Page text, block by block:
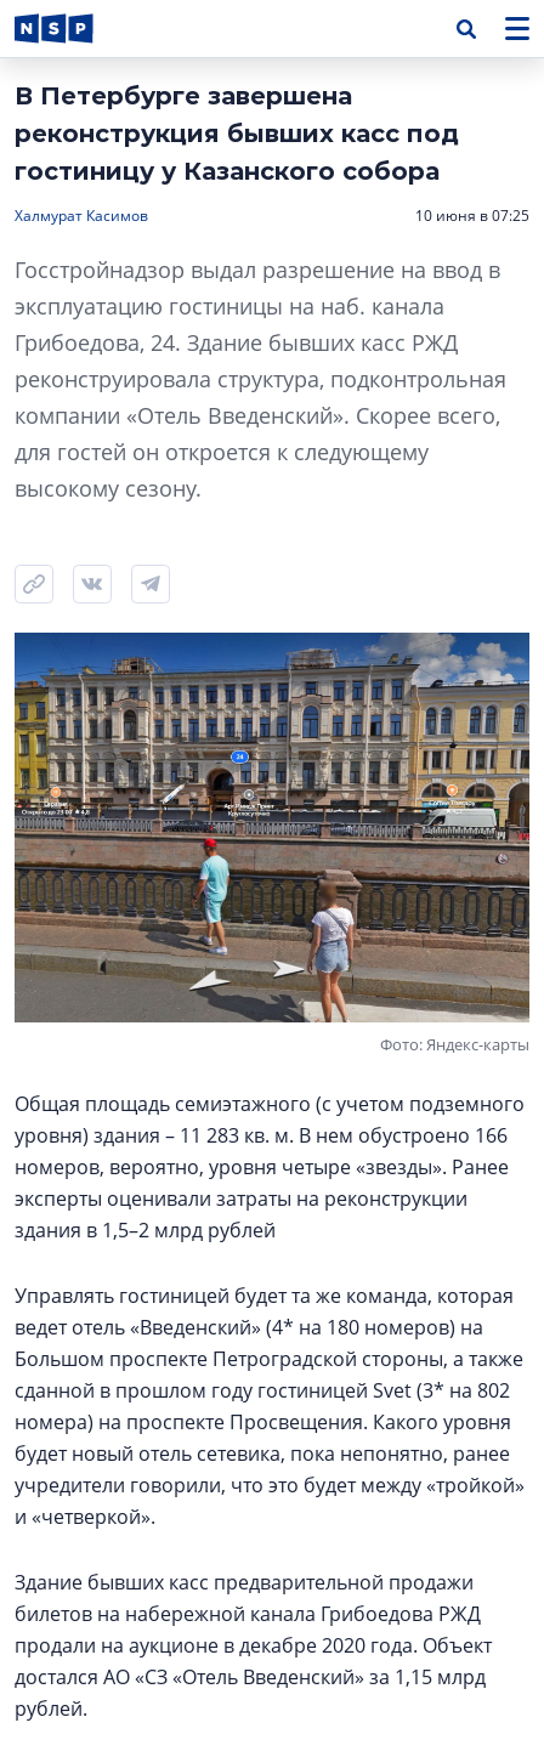
В Петербурге завершена
реконструкция бывших касс под
гостиницу у Казанского собора
Халмурат Касимов 10 июня в 07:25
Госстройнадзор выдал разрешение на ввод в
эксплуатацию гостиницы на наб. канала
Грибоедова, 24. Здание бывших касс РЖД
реконструировала структура, подконтрольная
компании «Отель Введенский». Скорее всего,
для гостей он откроется к следующему
высокому сезону.
Фото: Яндекс-карты
Общая площадь семиэтажного (с учетом подземного
уровня) здания – 11 283 кв. м. В нем обустроено 166
номеров, вероятно, уровня четыре «звезды». Ранее
эксперты оценивали затраты на реконструкции
здания в 1,5–2 млрд рублей
Управлять гостиницей будет та же команда, которая
ведет отель «Введенский» (4* на 180 номеров) на
Большом проспекте Петроградской стороны, а также
сданной в прошлом году гостиницей Svet (3* на 802
номера) на проспекте Просвещения. Какого уровня
будет новый отель сетевика, пока непонятно, ранее
учредители говорили, что это будет между «тройкой»
и «четверкой».
Здание бывших касс предварительной продажи
билетов на набережной канала Грибоедова РЖД
продали на аукционе в декабре 2020 года. Объект
достался АО «СЗ «Отель Введенский» за 1,15 млрд
рублей.